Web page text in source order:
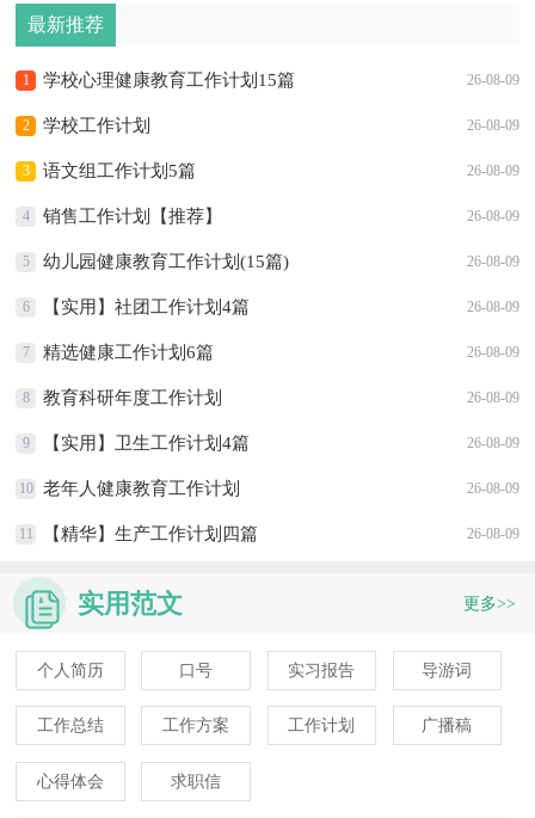
最新推荐
1 学校心理健康教育工作计划15篇 26-08-09
2 学校工作计划 26-08-09
3 语文组工作计划5篇 26-08-09
4 销售工作计划【推荐】 26-08-09
5 幼儿园健康教育工作计划(15篇) 26-08-09
6 【实用】社团工作计划4篇 26-08-09
7 精选健康工作计划6篇 26-08-09
8 教育科研年度工作计划 26-08-09
9 【实用】卫生工作计划4篇 26-08-09
10 老年人健康教育工作计划 26-08-09
11 【精华】生产工作计划四篇 26-08-09
实用范文 更多>>
个人简历 口号 实习报告 导游词
工作总结 工作方案 工作计划 广播稿
心得体会 求职信